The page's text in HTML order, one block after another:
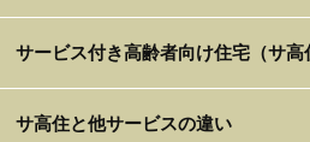
サービス付き高齢者向け住宅（サ高
サ高住と他サービスの違い